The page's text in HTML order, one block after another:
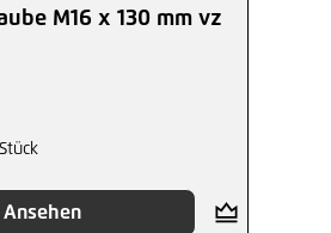
M16 x 130 mm vz
Ansehen